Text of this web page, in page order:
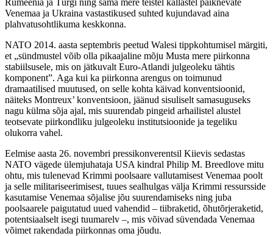
Venemaa ja Ukraina vastastikused suhted kujundavad aina
plahvatusohtlikuma keskkonna.
NATO 2014. aasta septembris peetud Walesi tippkohtumisel märgiti,
et „sündmustel võib olla pikaajaline mõju Musta mere piirkonna
stabiilsusele, mis on jätkuvalt Euro-Atlandi julgeoleku tähtis
komponent”. Aga kui ka piirkonna arengus on toimunud
dramaatilised muutused, on selle kohta käivad konventsioonid,
näiteks Montreux’ konventsioon, jäänud sisuliselt samasuguseks
nagu külma sõja ajal, mis suurendab pingeid arhailistel alustel
teotsevate piirkondliku julgeoleku institutsioonide ja tegeliku
olukorra vahel.
Eelmise aasta 26. novembri pressikonverentsil Kiievis sedastas
NATO vägede ülemjuhataja USA kindral Philip M. Breedlove mitu
ohtu, mis tulenevad Krimmi poolsaare vallutamisest Venemaa poolt
ja selle militariseerimisest, tuues sealhulgas välja Krimmi ressursside
kasutamise Venemaa sõjalise jõu suurendamiseks ning juba
poolsaarele paigutatud uued vahendid – tiibraketid, õhutõrjeraketid,
potentsiaalselt isegi tuumarelv –, mis võivad süvendada Venemaa
võimet rakendada piirkonnas oma jõudu.